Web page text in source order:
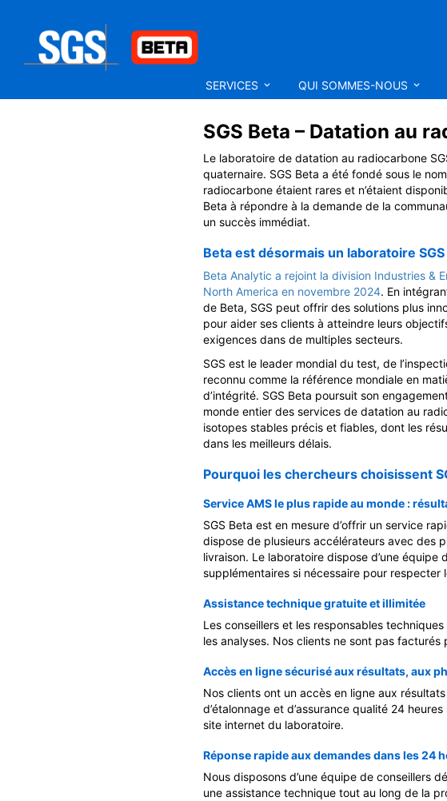
SERVICES QUI SOMMES-NOUS
SGS Beta – Datation au
Le laboratoire de datation au radiocarbone
quaternaire. SGS Beta a été fondé sous le
radiocarbone étaient rares et n’étaient
Beta à répondre à la demande de la
un succès immédiat.
Beta est désormais un laboratoire SGS
Beta Analytic a rejoint la division Industries &
North America en novembre 2024. En
de Beta, SGS peut offrir des solutions plus
pour aider ses clients à atteindre leurs
exigences dans de multiples secteurs.
SGS est le leader mondial du test, de
reconnu comme la référence mondiale en
d’intégrité. SGS Beta poursuit son
monde entier des services de datation au
isotopes stables précis et fiables, dont les
dans les meilleurs délais.
Pourquoi les chercheurs choisissent
Service AMS le plus rapide au monde :
SGS Beta est en mesure d’offrir un service
dispose de plusieurs accélérateurs avec des
livraison. Le laboratoire dispose d’une
supplémentaires si nécessaire pour respecter
Assistance technique gratuite et illimitée
Les conseillers et les responsables
les analyses. Nos clients ne sont pas facturés
Accès en ligne sécurisé aux résultats, aux
Nos clients ont un accès en ligne aux
d’étalonnage et d’assurance qualité 24
site internet du laboratoire.
Réponse rapide aux demandes dans les 24
Nous disposons d’une équipe de conseillers
une assistance technique tout au long de la